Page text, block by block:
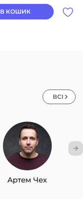
В КОШИК
ВСІ
Артем Чех